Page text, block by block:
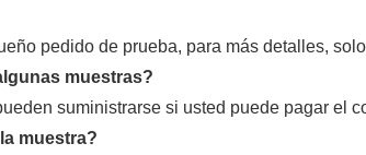
pedido de prueba, para más detalles,
muestras?
suministrarse si usted puede pagar el
muestra?